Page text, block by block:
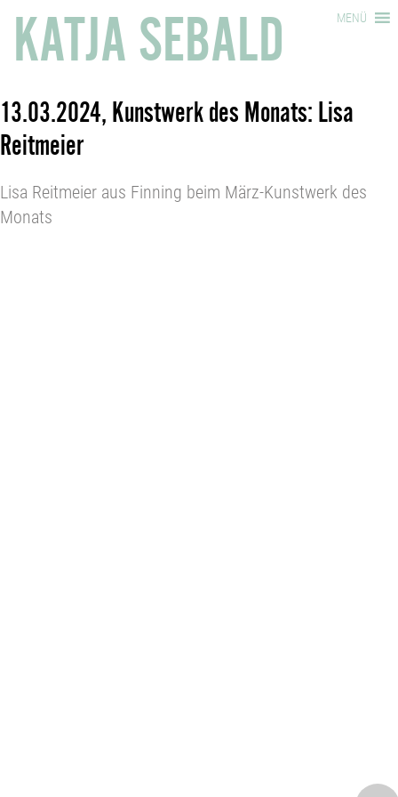
KATJA SEBALD MENÜ
13.03.2024, Kunstwerk des Monats: Lisa
Reitmeier
Lisa Reitmeier aus Finning beim März-Kunstwerk des
Monats